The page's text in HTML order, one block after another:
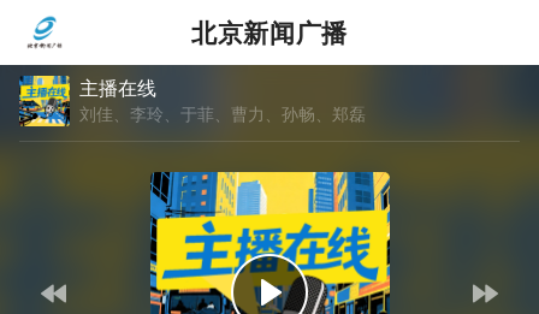
北京新闻广播
主播在线
刘佳、李玲、于菲、曹力、孙畅、郑磊